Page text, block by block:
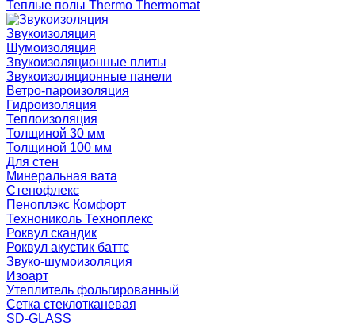
Теплые полы Thermo Thermomat
Звукоизоляция
Шумоизоляция
Звукоизоляционные плиты
Звукоизоляционные панели
Ветро-пароизоляция
Гидроизоляция
Теплоизоляция
Толщиной 30 мм
Толщиной 100 мм
Для стен
Минеральная вата
Стенофлекс
Пеноплэкс Комфорт
Технониколь Техноплекс
Роквул скандик
Роквул акустик баттс
Звуко-шумоизоляция
Изоарт
Утеплитель фольгированный
Сетка стеклотканевая
SD-GLASS